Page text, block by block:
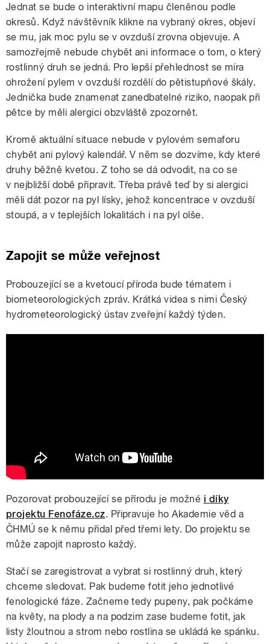
Jednat se bude o interaktivní mapu členěnou podle
okresů. Když návštěvník klikne na vybraný okres, objeví
se mu, jak moc pylu se v ovzduší zrovna objevuje. A
samozřejmě nebude chybět ani informace o tom, o který
rostlinný druh se jedná. Pro lepší přehlednost se míra
ohrožení pylem v ovzduší rozdělí do pětistupňové škály.
Jednička bude znamenat zanedbatelné riziko, naopak při
pětce by měli alergici obzvláště zpozornět.
Kromě aktuální situace nebude v pylovém semaforu
chybět ani pylový kalendář. V něm se dozvíme, kdy které
druhy běžně kvetou. Z toho se dá odvodit, na co se
v nejbližší době připravit. Třeba právě teď by si alergici
měli dát pozor na pyl lísky, jehož koncentrace v ovzduší
stoupá, a v teplejších lokalitách i na pyl olše.
Zapojit se může veřejnost
Probouzející se a kvetoucí příroda bude tématem i
biometeorologických zpráv. Krátká videa s nimi Český
hydrometeorologický ústav zveřejní každý týden.
Pozorovat probouzející se přírodu je možné i díky
projektu Fenofáze.cz. Připravuje ho Akademie věd a
ČHMÚ se k němu přidal před třemi lety. Do projektu se
může zapojit naprosto každý.
Stačí se zaregistrovat a vybrat si rostlinný druh, který
chceme sledovat. Pak budeme fotit jeho jednotlivé
fenologické fáze. Začneme tedy pupeny, pak počkáme
na květy, na plody a na podzim zase budeme fotit, jak
listy žloutnou a strom nebo rostlina se ukládá ke spánku.